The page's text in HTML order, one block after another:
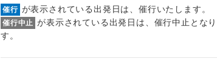
催行 が表示されている出発日は、催行いたします。
催行中止 が表示されている出発日は、催行中止とな
す。
1名様催行